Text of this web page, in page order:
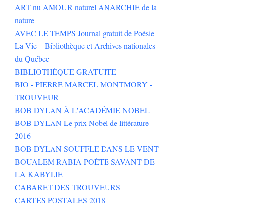
ART nu AMOUR naturel ANARCHIE de la
nature
AVEC LE TEMPS Journal gratuit de Poésie
La Vie – Bibliothèque et Archives nationales
du Québec
BIBLIOTHÈQUE GRATUITE
BIO - PIERRE MARCEL MONTMORY -
TROUVEUR
BOB DYLAN À L'ACADÉMIE NOBEL
BOB DYLAN Le prix Nobel de littérature
2016
BOB DYLAN SOUFFLE DANS LE VENT
BOUALEM RABIA POÈTE SAVANT DE
LA KABYLIE
CABARET DES TROUVEURS
CARTES POSTALES 2018